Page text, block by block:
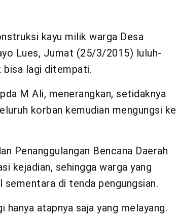
kayu milik warga Desa
Lues, Jumat (25/3/2015) luluh-
bisa lagi ditempati.
M Ali, menerangkan, setidaknya
korban kemudian mengungsi ke
Penanggulangan Bencana Daerah
kejadian, sehingga warga yang
di tenda pengungsian.
hanya atapnya saja yang melayang.